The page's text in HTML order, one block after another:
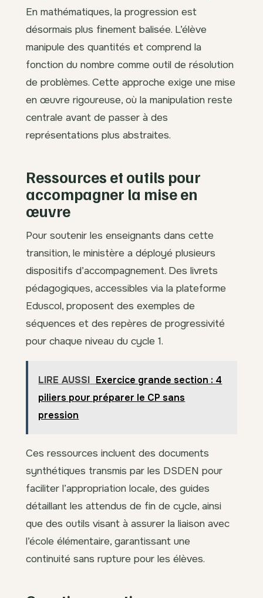
En mathématiques, la progression est
désormais plus finement balisée. L’élève
manipule des quantités et comprend la
fonction du nombre comme outil de résolution
de problèmes. Cette approche exige une mise
en œuvre rigoureuse, où la manipulation reste
centrale avant de passer à des
représentations plus abstraites.
Ressources et outils pour
accompagner la mise en
œuvre
Pour soutenir les enseignants dans cette
transition, le ministère a déployé plusieurs
dispositifs d’accompagnement. Des livrets
pédagogiques, accessibles via la plateforme
Eduscol, proposent des exemples de
séquences et des repères de progressivité
pour chaque niveau du cycle 1.
LIRE AUSSI Exercice grande section : 4
piliers pour préparer le CP sans
pression
Ces ressources incluent des documents
synthétiques transmis par les DSDEN pour
faciliter l’appropriation locale, des guides
détaillant les attendus de fin de cycle, ainsi
que des outils visant à assurer la liaison avec
l’école élémentaire, garantissant une
continuité sans rupture pour les élèves.